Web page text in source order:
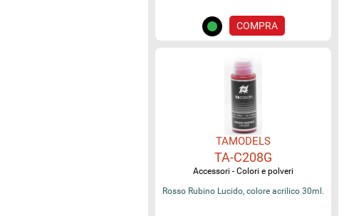
COMPRA
TAMODELS
TA-C208G
Accessori - Colori e polveri
Rosso Rubino Lucido, colore acrilico 30ml.